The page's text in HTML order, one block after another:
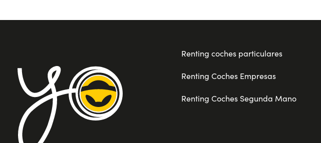
Renting coches particulares
Renting Coches Empresas
Renting Coches Segunda Mano